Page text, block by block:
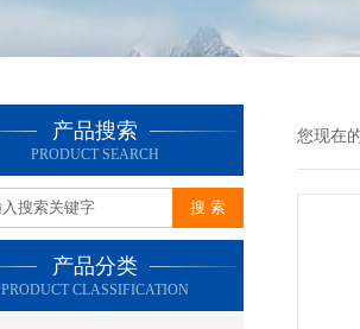
产品搜索
PRODUCT SEARCH
产品分类
PRODUCT CLASSIFICATION
您现在